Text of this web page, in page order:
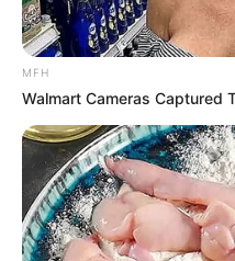
MFH
Walmart Cameras Captured